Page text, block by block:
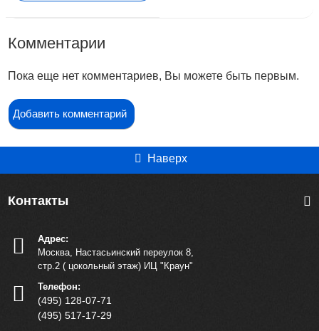
Комментарии
Пока еще нет комментариев, Вы можете быть первым.
Добавить комментарий
Наверх
Контакты
Адрес:
Москва, Настасьинский переулок 8,
стр.2 ( цокольный этаж) ИЦ "Краун"
Телефон:
(495) 128-07-71
(495) 517-17-29